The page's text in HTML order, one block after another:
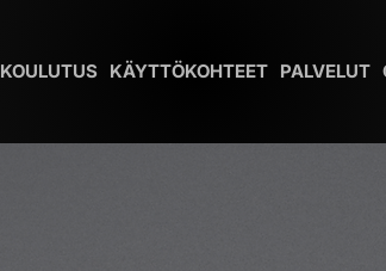
KOULUTUS KÄYTTÖKOHTEET PALVELUT